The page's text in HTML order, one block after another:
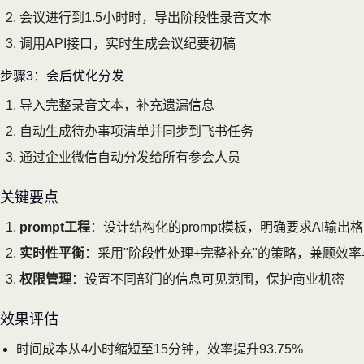
会议进行到1.5小时时，导出阶段性录音文本
调用API接口，实时生成会议纪要初稿
步骤3：会后优化分发
导入完整录音文本，补充遗漏信息
自动生成待办事项清单并同步到飞书任务
通过企业微信自动分发给所有参会人员
关键要点
prompt工程：设计结构化的prompt模板，明确要求AI输出
实时性平衡：采用"阶段性处理+完整补充"的策略，兼顾效
权限管理：设置不同部门的信息可见范围，保护商业机密
效果评估
时间成本从4小时缩短至15分钟，效率提升93.75%